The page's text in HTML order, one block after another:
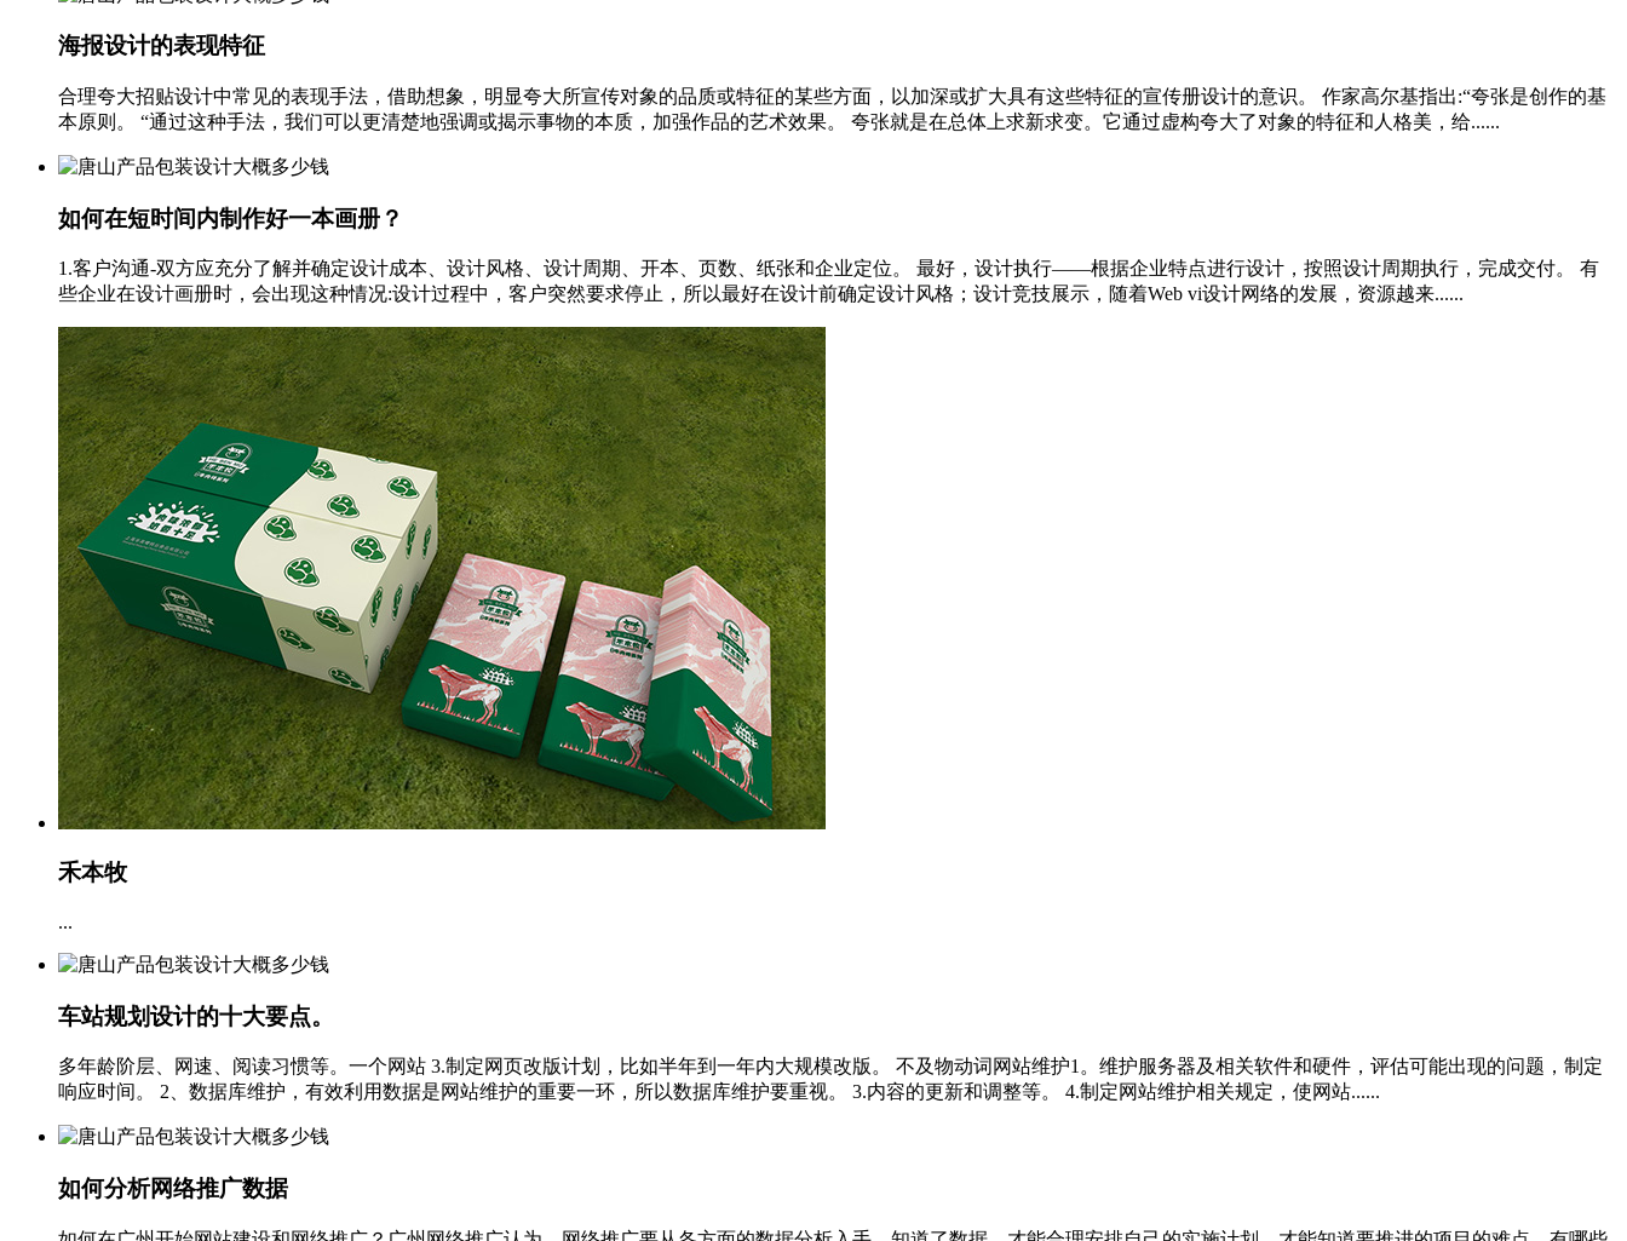
海报设计的表现特征
合理夸大招贴设计中常见的表现手法，借助想象，明显夸大所宣传对象的品质或特征的某些方面，以加深或扩大具有这些特征的宣传册设计的意识。 作家高尔基指出:“夸张是创作的基
本原则。 “通过这种手法，我们可以更清楚地强调或揭示事物的本质，加强作品的艺术效果。 夸张就是在总体上求新求变。它通过虚构夸大了对象的特征和人格美，给......
如何在短时间内制作好一本画册？
1.客户沟通-双方应充分了解并确定设计成本、设计风格、设计周期、开本、页数、纸张和企业定位。 最好，设计执行——根据企业特点进行设计，按照设计周期执行，完成交付。 有
些企业在设计画册时，会出现这种情况:设计过程中，客户突然要求停止，所以最好在设计前确定设计风格；设计竞技展示，随着Web vi设计网络的发展，资源越来......
禾本牧
...
车站规划设计的十大要点。
多年龄阶层、网速、阅读习惯等。一个网站 3.制定网页改版计划，比如半年到一年内大规模改版。 不及物动词网站维护1。维护服务器及相关软件和硬件，评估可能出现的问题，制定
响应时间。 2、数据库维护，有效利用数据是网站维护的重要一环，所以数据库维护要重视。 3.内容的更新和调整等。 4.制定网站维护相关规定，使网站......
如何分析网络推广数据